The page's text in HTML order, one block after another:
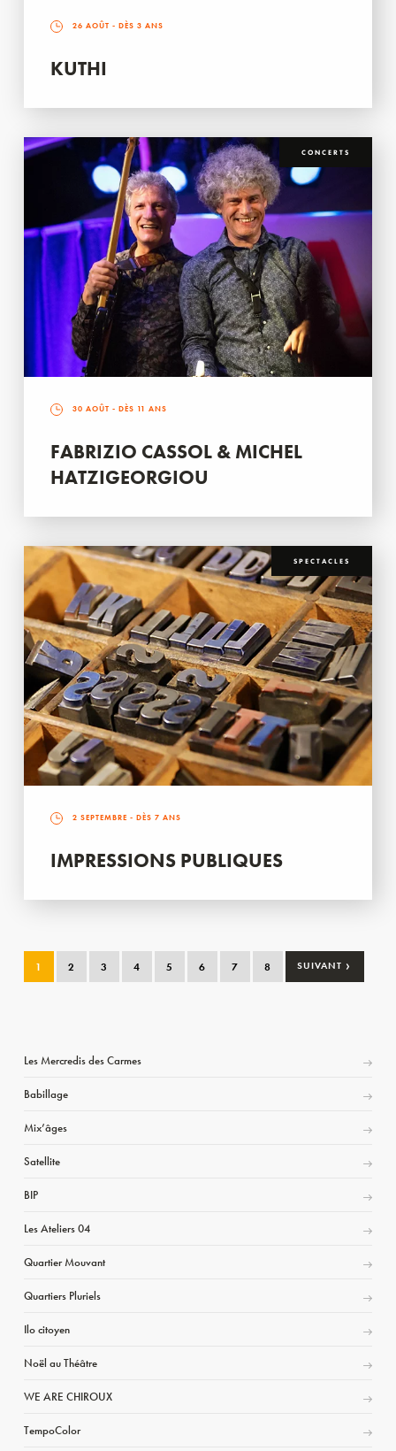
26 AOÛT - DÈS 3 ANS
KUTHI
CONCERTS
30 AOÛT - DÈS 11 ANS
FABRIZIO CASSOL & MICHEL
HATZIGEORGIOU
SPECTACLES
2 SEPTEMBRE - DÈS 7 ANS
IMPRESSIONS PUBLIQUES
1 2 3 4 5 6 7 8 SUIVANT ›
Les Mercredis des Carmes
Babillage
Mix’âges
Satellite
BIP
Les Ateliers 04
Quartier Mouvant
Quartiers Pluriels
Ilo citoyen
Noël au Théâtre
WE ARE CHIROUX
TempoColor